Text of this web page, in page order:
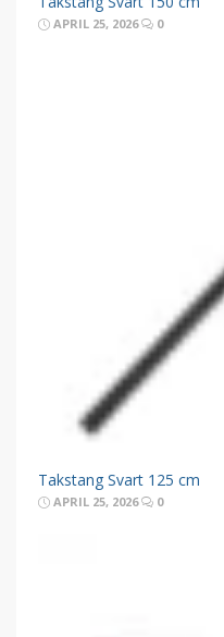
APRIL 25, 2026 0
Takstang Svart 125 cm
APRIL 25, 2026 0